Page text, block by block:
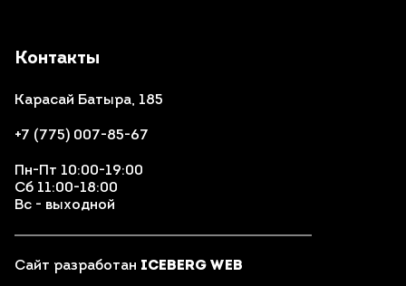
Контакты
Карасай Батыра, 185
+7 (775) 007-85-67
Пн-Пт 10:00-19:00
Сб 11:00-18:00
Вс - выходной
Сайт разработан ICEBERG WEB